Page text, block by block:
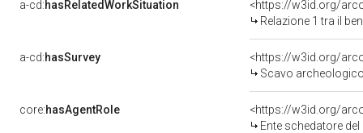
a-cd:hasRelatedWorkSituation
<https://w3id.org/
Relazione 1 tra il
a-cd:hasSurvey
<https://w3id.org/
Scavo
core:hasAgentRole
<https://w3id.org/
Ente schedatore